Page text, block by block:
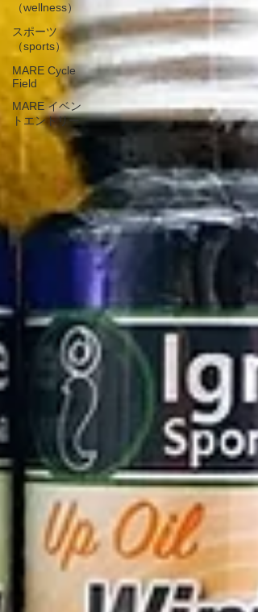
（wellness）
スポーツ
（sports）
MARE Cycle
Field
MARE イベン
トエントリー